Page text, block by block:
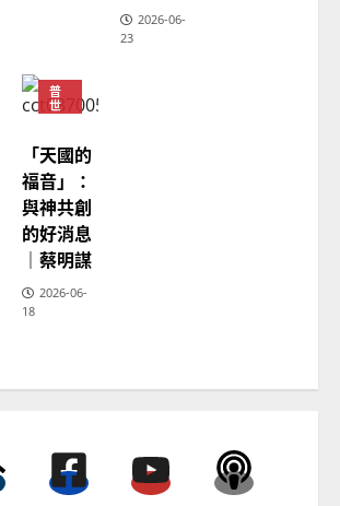
向穆斯林傳福音的可行策略
｜黃約瑟
5
普世宣教
差傳過來人的佳美見證｜歐
陽瑞萍
余自力
普世宣教
2026-06-
23
普
世
神
學
教
育
「天國的
福音」：
與神共創
的好消息
｜蔡明謀
2026-06-
18